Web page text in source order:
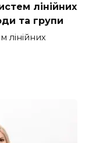
лінійних
та групи
лінійних